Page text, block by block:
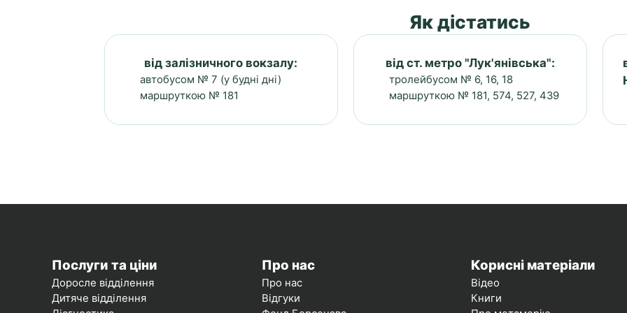
Як дістатись
від залізничного вокзалу:
автобусом № 7 (у будні дні)
маршруткою № 181
від ст. метро "Лук'янівська":
тролейбусом № 6, 16, 18
маршруткою № 181, 574, 527, 439
Послуги та ціни
Доросле відділення
Дитяче відділення
Про нас
Про нас
Відгуки
Корисні матеріали
Відео
Книги